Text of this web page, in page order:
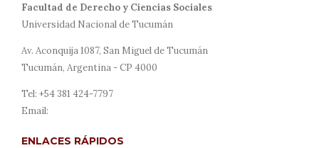
Facultad de Derecho y Ciencias Sociales
Universidad Nacional de Tucumán
Av. Aconquija 1087, San Miguel de Tucumán
Tucumán, Argentina - CP 4000
Tel: +54 381 424-7797
Email:
ENLACES RÁPIDOS